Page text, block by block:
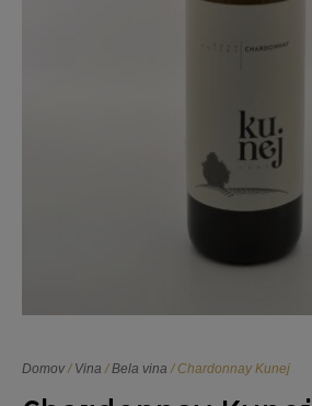
Domov/ Vina /Bela vina / Chardonnay Kunej